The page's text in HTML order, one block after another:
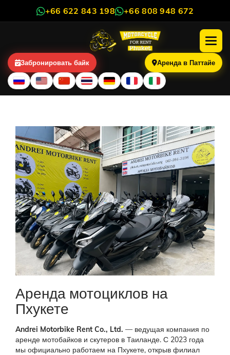
+66 622 843 198 +66 808 948 672
Забронировать байк Аренда в Паттайе
Аренда мотоциклов на
Пхукете
Andrei Motorbike Rent Co., Ltd. — ведущая компания по
аренде мотобайков и скутеров в Таиланде. С 2023 года
мы официально работаем на Пхукете, открыв филиал